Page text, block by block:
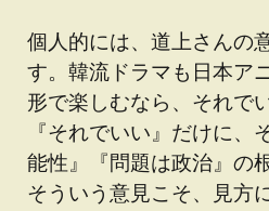
個人的には、道上さんの
す。韓流ドラマも日本ア
形で楽しむなら、それで
『それでいい』だけに、
能性』『問題は政治』の
そういう意見こそ、見方